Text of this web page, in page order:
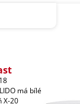
má bílé
X-20